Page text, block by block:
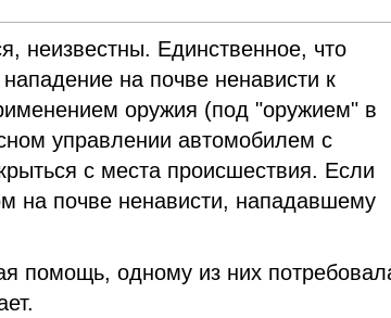
неизвестны. Единственное, что
на почве ненависти к
оружия (под "оружием" в
управлении автомобилем с
с места происшествия. Если
на почве ненависти, нападавшему
помощь, одному из них